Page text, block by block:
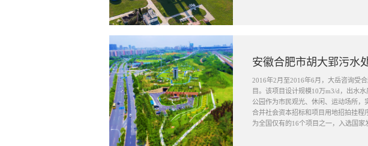
安徽合肥市胡大郢污水
2016年2月至2016年6月，大岳咨询受
目。该项目设计规模10万m3/d，出水
公园作为市民观光、休闲、运动场所
合并社会资本招标和项目用地招拍挂程
为全国仅有的16个项目之一，入选国家